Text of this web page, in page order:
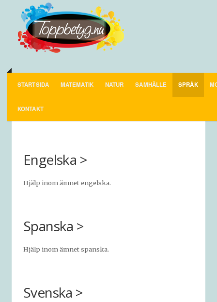
STARTSIDA MATEMATIK NATUR SAMHÄLLE SPRÅK
KONTAKT
SPRÅK
Engelska >
Hjälp inom ämnet engelska.
Spanska >
Hjälp inom ämnet spanska.
Svenska >